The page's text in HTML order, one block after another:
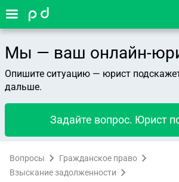
Мы — ваш онлайн-
Опишите ситуацию — юрист
дальше.
Задайте вопрос. Юрист
Вопросы
Гражданское право
Взыскание задолженности